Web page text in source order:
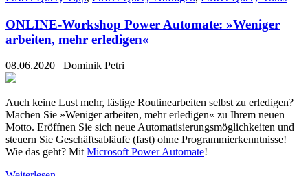
ONLINE-Workshop Power Automate: »Weniger
arbeiten, mehr erledigen«
08.06.2020 Dominik Petri
Auch keine Lust mehr, lästige Routinearbeiten selbst zu erledigen?
Machen Sie »Weniger arbeiten, mehr erledigen« zu Ihrem neuen
Motto. Eröffnen Sie sich neue Automatisierungsmöglichkeiten und
steuern Sie Geschäftsabläufe (fast) ohne Programmierkenntnisse!
Wie das geht? Mit Microsoft Power Automate!